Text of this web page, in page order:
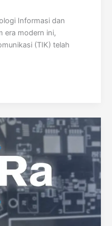
Informasi dan
era modern ini,
(TIK) telah